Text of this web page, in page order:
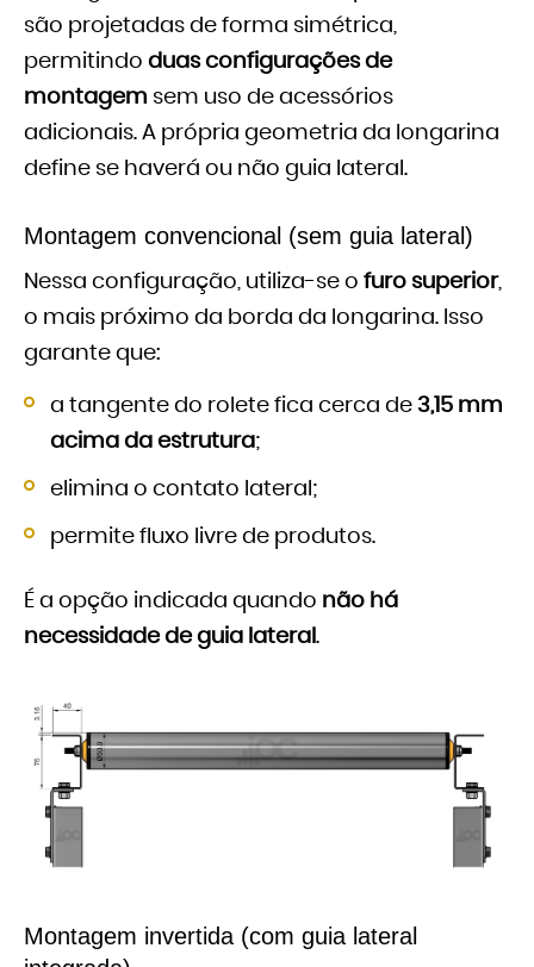
são projetadas de forma simétrica,
permitindo duas configurações de
montagem sem uso de acessórios
adicionais. A própria geometria da longarina
define se haverá ou não guia lateral.
Montagem convencional (sem guia lateral)
Nessa configuração, utiliza-se o furo superior,
o mais próximo da borda da longarina. Isso
garante que:
a tangente do rolete fica cerca de 3,15 mm
acima da estrutura;
elimina o contato lateral;
permite fluxo livre de produtos.
É a opção indicada quando não há
necessidade de guia lateral .
Montagem invertida (com guia lateral